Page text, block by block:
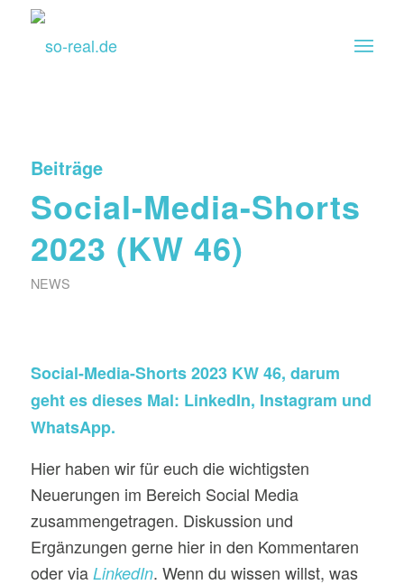
Beiträge
Social-Media-Shorts
2023 (KW 46)
NEWS
Social-Media-Shorts 2023 KW 46, darum
geht es dieses Mal: LinkedIn, Instagram und
WhatsApp.
Hier haben wir für euch die wichtigsten
Neuerungen im Bereich Social Media
zusammengetragen. Diskussion und
Ergänzungen gerne hier in den Kommentaren
oder via LinkedIn. Wenn du wissen willst, was